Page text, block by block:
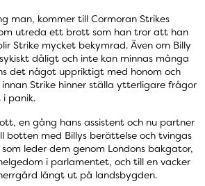
man, kommer till Cormoran Strikes
utreda ett brott som han tror att han
Strike mycket bekymrad. Även om Billy
dåligt och inte kan minnas många
det något uppriktigt med honom och
Strike hinner ställa ytterligare frågor
panik.
en gång hans assistent och nu partner
botten med Billys berättelse och tvingas
leder dem genom Londons bakgator,
i parlamentet, och till en vacker
långt ut på landsbygden.